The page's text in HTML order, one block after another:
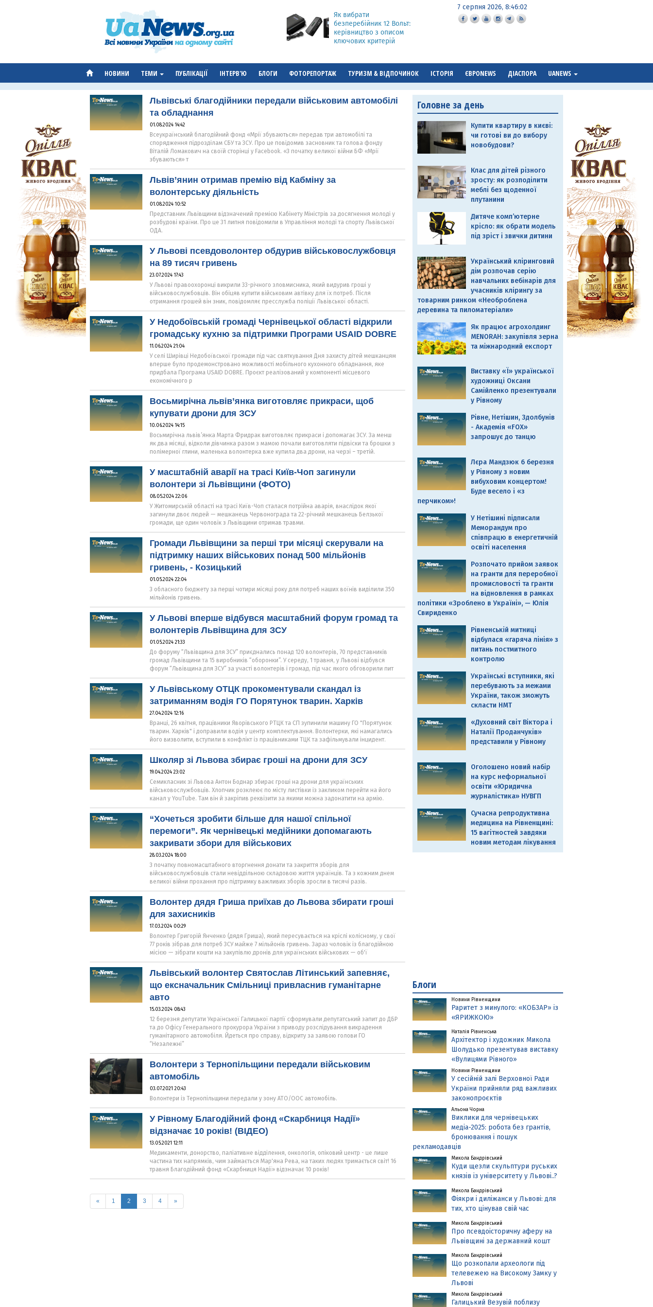
Як вибрати
безперебійник 12 Вольт:
керівництво з описом
ключових критерій
7 серпня 2026, 8:46:03
НОВИНИ ТЕМИ ПУБЛІКАЦІЇ ІНТЕРВ'Ю БЛОГИ ФОТОРЕПОРТАЖ ТУРИЗМ & ВІДПОЧИНОК ІСТОРІЯ ЄВРОNEWS ДІАСПОРА UANEWS
Львівські благодійники передали військовим автомобілі
та обладнання
01.08.2024 14:42
Всеукраїнський благодійний фонд «Мрії збуваються» передав три автомобілі та
спорядження підрозділам СБУ та ЗСУ. Про це повідомив засновник та голова фонду
Віталій Ломакович на своїй сторінці у Facebook. «З початку великої війни БФ «Мрії
збуваються» т
Львів’янин отримав премію від Кабміну за
волонтерську діяльність
01.08.2024 10:52
Представник Львівщини відзначений премією Кабінету Міністрів за досягнення молоді у
розбудові країни. Про це 31 липня повідомили в Управління молоді та спорту Львівської
ОДА.
У Львові псевдоволонтер обдурив військовослужбовця
на 89 тисяч гривень
23.07.2024 17:43
У Львові правоохоронці викрили 33-річного зловмисника, який видурив гроші у
військовослужбовців. Він обіцяв купити військовим автівку для їх потреб. Після
отримання грошей він зник, повідомляє пресслужба поліції Львівської області.
У Недобоївській громаді Чернівецької області відкрили
громадську кухню за підтримки Програми USAID DOBRE
11.06.2024 21:04
У селі Ширівці Недобоївської громади під час святкування Дня захисту дітей мешканцям
вперше було продемонстровано можливості мобільного кухонного обладнання, яке
придбала Програма USAID DOBRE. Проєкт реалізований у компоненті місцевого
економічного р
Восьмирічна львів’янка виготовляє прикраси, щоб
купувати дрони для ЗСУ
10.06.2024 14:15
Восьмирічна львів’янка Марта Фридрак виготовляє прикраси і допомагає ЗСУ. За менш
як два місяці, відколи дівчинка разом з мамою почали виготовляти підвіски та брошки з
полімерної глини, маленька волонтерка вже купила два дрони, на черзі – третій.
У масштабній аварії на трасі Київ-Чоп загинули
волонтери зі Львівщини (ФОТО)
08.05.2024 22:06
У Житомирській області на трасі Київ-Чоп сталася потрійна аварія, внаслідок якої
загинули двоє людей — мешканець Червонограда та 22-річний мешканець Белзької
громади, ще один чоловік з Львівщини отримав травми.
Громади Львівщини за перші три місяці скерували на
підтримку наших військових понад 500 мільйонів
гривень, - Козицький
01.05.2024 22:04
З обласного бюджету за перші чотири місяці року для потреб наших воїнів виділили 350
мільйонів гривень.
У Львові вперше відбувся масштабний форум громад та
волонтерів Львівщина для ЗСУ
01.05.2024 21:33
До форуму “Львівщина для ЗСУ” приєднались понад 120 волонтерів, 70 представників
громад Львівщини та 15 виробників “оборонки”. У середу, 1 травня, у Львові відбувся
форум “Львівщина для ЗСУ” за участі волонтерів і громад, під час якого обговорили пит
У Львівському ОТЦК прокоментували скандал із
затриманням водія ГО Порятунок тварин. Харків
27.04.2024 12:16
Вранці, 26 квітня, працівники Яворівського РТЦК та СП зупинили машину ГО "Порятунок
тварин. Харків" і доправили водія у центр комплектування. Волонтерки, які намагались
його визволити, вступили в конфлікт із працівниками ТЦК та зафільмували інцидент.
Школяр зі Львова збирає гроші на дрони для ЗСУ
19.04.2024 23:02
Семикласник зі Львова Антон Боднар збирає гроші на дрони для українських
військовослужбовців. Хлопчик розклеює по місту листівки із закликом перейти на його
канал у YouTube. Там він й закріпив реквізити за якими можна задонатити на армію.
“Хочеться зробити більше для нашої спільної
перемоги”. Як чернівецькі медійники допомагають
закривати збори для військових
28.03.2024 18:00
З початку повномасштабного вторгнення донати та закриття зборів для
військовослужбовців стали невіддільною складовою життя українців. Та з кожним днем
великої війни прохання про підтримку важливих зборів зросли в тисячі разів.
Волонтер дядя Гриша приїхав до Львова збирати гроші
для захисників
17.03.2024 00:29
Волонтер Григорій Янченко (дядя Гриша), який пересувається на кріслі колісному, у свої
77 років зібрав для потреб ЗСУ майже 7 мільйонів гривень. Зараз чоловік із благодійною
місією — зібрати кошти на закупівлю дронів для українських військових — об'ї
Львівський волонтер Святослав Літинський запевняє,
що ексначальник Смільниці привласнив гуманітарне
авто
15.03.2024 08:43
12 березня депутати Української Галицької партії сформували депутатський запит до ДБР
та до Офісу Генерального прокурора України з приводу розслідування викрадення
гуманітарного автомобіля. Йдеться про справу, відкриту за заявою голови ГО
“Незалежні”
Волонтери з Тернопільщини передали військовим
автомобіль
03.07.2021 20:43
Волонтери із Тернопільщини передали у зону АТО/ООС автомобіль.
У Рівному Благодійний фонд «Скарбниця Надії»
відзначає 10 років! (ВІДЕО)
13.05.2021 12:11
Медикаменти, донорство, паліативне відділення, онкологія, опіковий центр - це лише
частина тих напрямків, чим займається Мар'яна Рева, на таких людях тримається світ! 16
травня Благодійний фонд «Скарбниця Надії» відзначає 10 років!
« 1 2(current)
3 4 »
Головне за день
Купити квартиру в києві:
чи готові ви до вибору
новобудови?
Клас для дітей різного
зросту: як розподілити
меблі без щоденної
плутанини
Дитяче комп’ютерне
крісло: як обрати модель
під зріст і звички дитини
Український кліринговий
дім розпочав серію
навчальних вебінарів для
учасників клірингу за
товарним ринком «Необроблена
деревина та пиломатеріали»
Як працює агрохолдинг
MENORAH: закупівля зерна
та міжнародний експорт
Виставку «Ї» української
художниці Оксани
Самійленко презентували
у Рівному
Рівне, Нетішин, Здолбунів
- Академія «FOX»
запрошує до танцю
Лєра Мандзюк 6 березня
у Рівному з новим
вибуховим концертом!
Буде весело і «з
перчиком»!
У Нетішині підписали
Меморандум про
співпрацю в енергетичній
освіті населення
Розпочато прийом заявок
на гранти для переробної
промисловості та гранти
на відновлення в рамках
політики «Зроблено в Україні», — Юлія
Свириденко
Рівненській митниці
відбулася «гаряча лінія» з
питань постмитного
контролю
Українські вступники, які
перебувають за межами
України, також зможуть
скласти НМТ
«Духовний світ Віктора і
Наталії Проданчуків»
представили у Рівному
Оголошено новий набір
на курс неформальної
освіти «Юридична
журналістика» НУВГП
Сучасна репродуктивна
медицина на Рівненщині:
15 вагітностей завдяки
новим методам лікування
Блоги
Новини Рівненщини
Раритет з минулого: «КОБЗАР» із
«ЯРИЖКОЮ»
Наталія Рівненська
Архітектор і художник Микола
Шолудько презентував виставку
«Вулицями Рівного»
Новини Рівненщини
У сесійній залі Верховної Ради
України прийняли ряд важливих
законопроєктів
Альона Чорна
Виклики для чернівецьких
медіа-2025: робота без грантів,
бронювання і пошук
рекламодавців
Микола Бандрівський
Куди щезли скульптури руських
князів із університету у Львові..?
Микола Бандрівський
Фіякри і диліжанси у Львові: для
тих, хто цінував свій час
Микола Бандрівський
Про псевдоісторичну аферу на
Львівщині за державний кошт
Микола Бандрівський
Що розкопали археологи під
телевежею на Високому Замку у
Львові
Микола Бандрівський
Галицький Везувій поблизу